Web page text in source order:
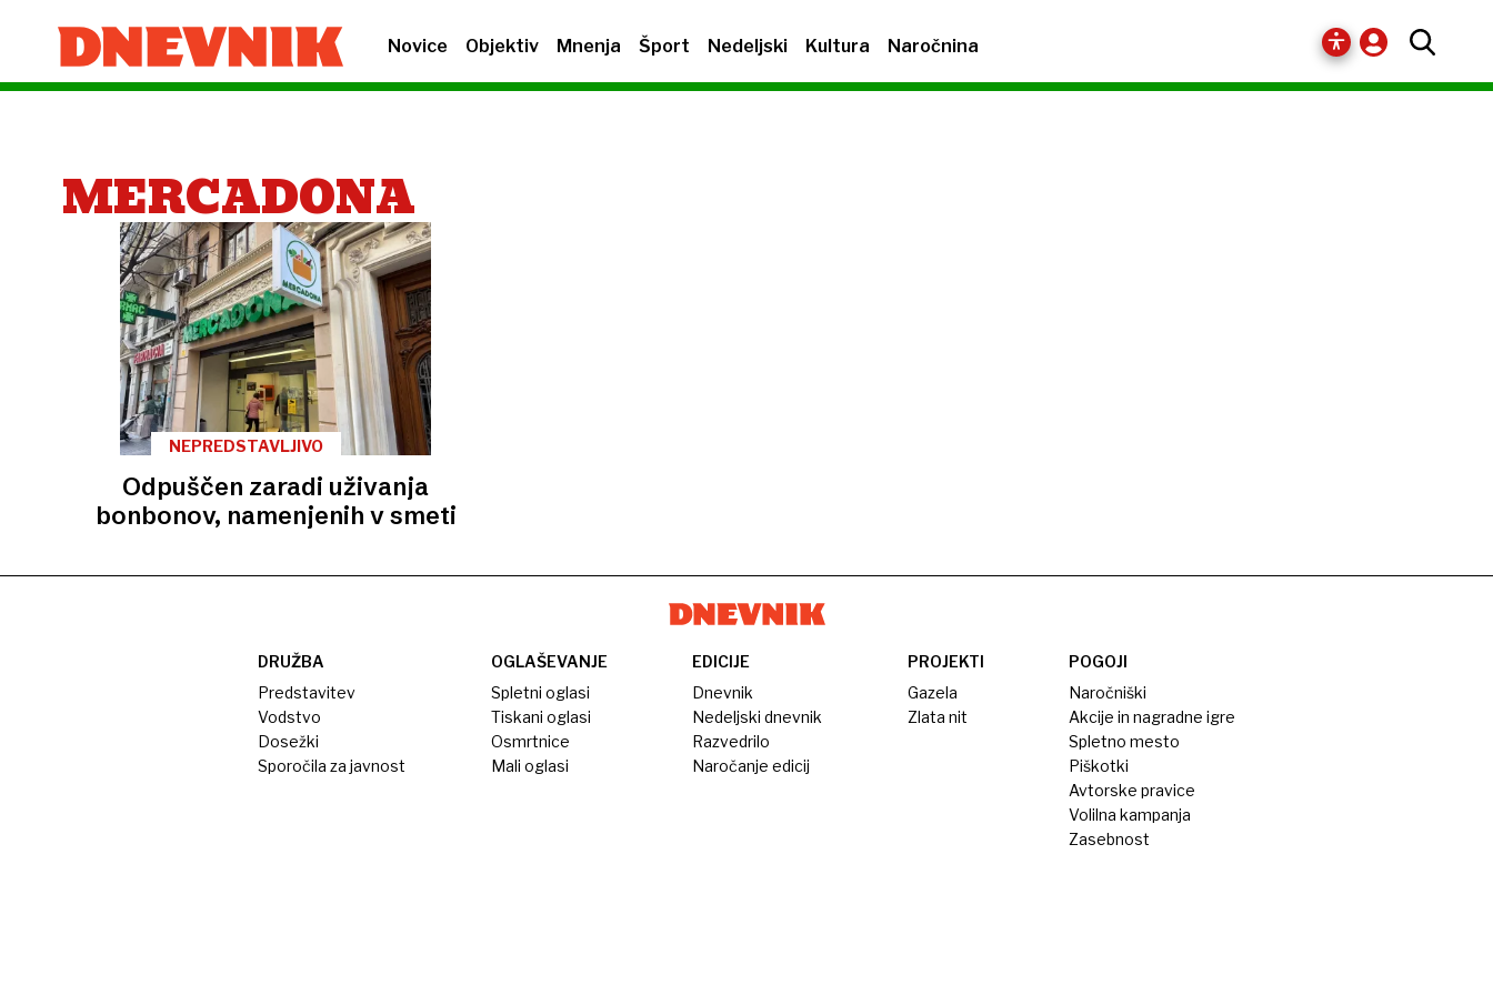
Novice Objektiv Mnenja Šport Nedeljski Kultura Naročnina
MERCADONA
NEPREDSTAVLJIVO
Odpuščen zaradi uživanja
bonbonov, namenjenih v smeti
DRUŽBA
Predstavitev
Vodstvo
Dosežki
Sporočila za javnost
OGLAŠEVANJE
Spletni oglasi
Tiskani oglasi
Osmrtnice
Mali oglasi
EDICIJE
Dnevnik
Nedeljski dnevnik
Razvedrilo
Naročanje edicij
PROJEKTI
Gazela
Zlata nit
POGOJI
Naročniški
Akcije in nagradne igre
Spletno mesto
Piškotki
Avtorske pravice
Volilna kampanja
Zasebnost